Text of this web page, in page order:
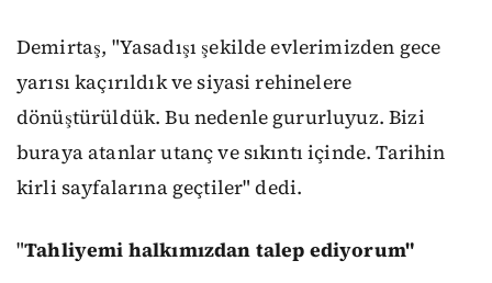
Demirtaş, "Yasadışı şekilde evlerimizden gece
yarısı kaçırıldık ve siyasi rehinelere
dönüştürüldük. Bu nedenle gururluyuz. Bizi
buraya atanlar utanç ve sıkıntı içinde. Tarihin
kirli sayfalarına geçtiler" dedi.
"Tahliyemi halkımızdan talep ediyorum"